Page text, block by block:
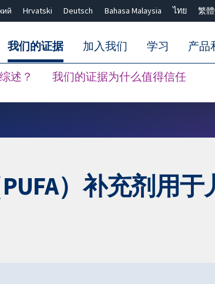
Hrvatski Deutsch Bahasa Malaysia ไทย 繁
我们的证据
述？ 我们的证据为什么值得信任
加入我们 学习 产品
）补充剂用